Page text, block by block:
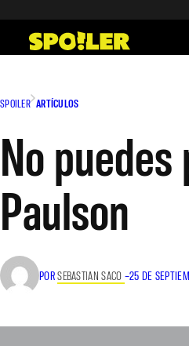
contenido
SPOILER ARTÍCULOS
No
Paulson
PORSEBASTIAN SACO –25 DE